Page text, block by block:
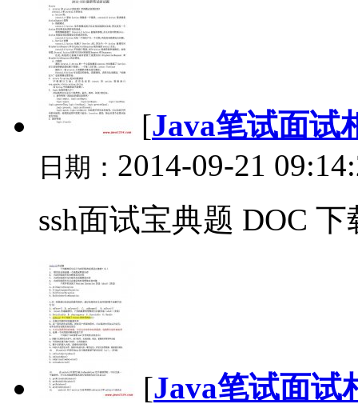
[Java笔试面试
日期： 2014-09-21
ssh面试宝典题 DOC 下
[Java笔试面试